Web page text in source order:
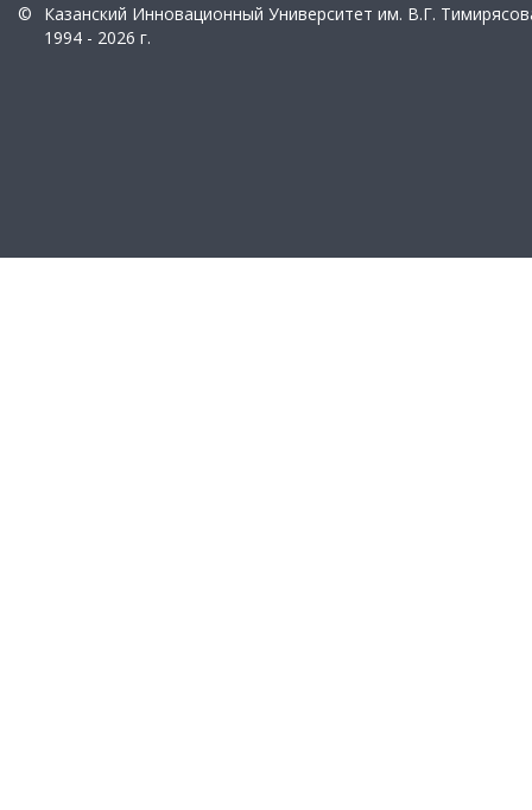
©
Казанский Инновационный Университет им. В.Г.
1994 - 2026 г.